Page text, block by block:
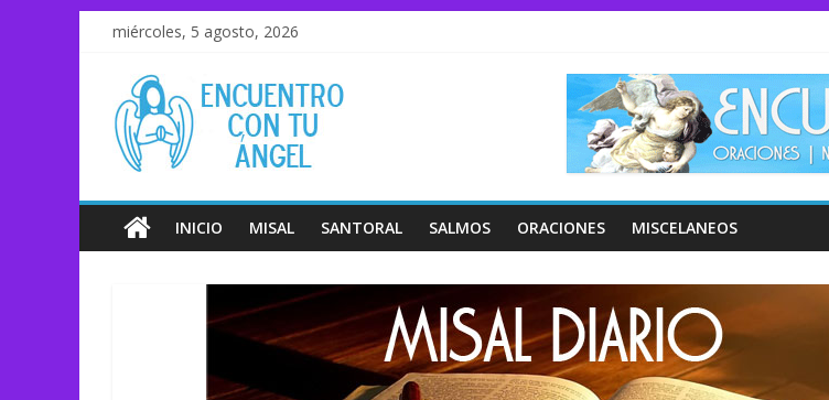
miércoles, 5 agosto, 2026
INICIO MISAL SANTORAL SALMOS ORACIONES MISCELANEOS